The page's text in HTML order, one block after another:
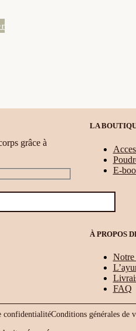
grâce à
LA
E-
À PROPOS
FAQ
confidentialitéConditions générales de